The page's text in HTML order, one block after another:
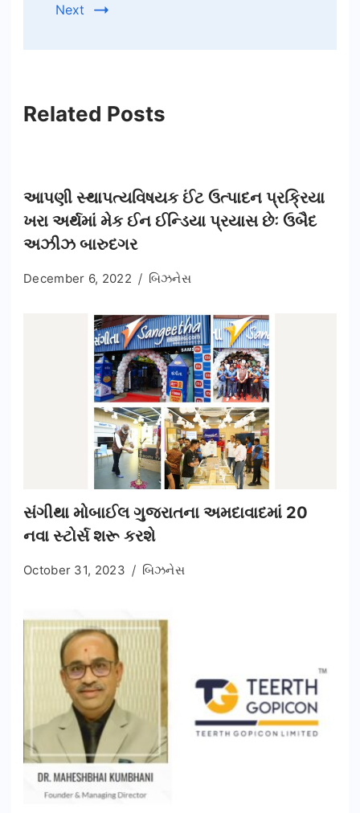
Next
Related Posts
આપણી સ્થાપત્યવિષયક ઈંટ ઉત્પાદન પ્રક્રિયા
ખરા અર્થમાં મેક ઈન ઈન્ડિયા પ્રયાસ છેઃ ઉબૈદ
અઝીઝ બારુદગર
December 6, 2022 બિઝનેસ
સંગીથા મોબાઈલ ગુજરાતના અમદાવાદમાં 20
નવા સ્ટોર્સ શરૂ કરશે
October 31, 2023 બિઝનેસ